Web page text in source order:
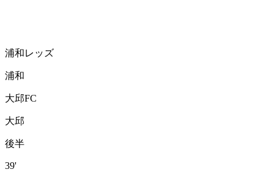
浦和レッズ
浦和
大邱FC
大邱
後半
39'